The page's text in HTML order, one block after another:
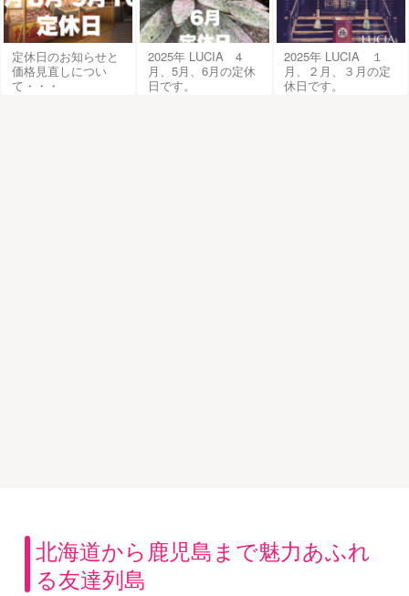
定休日のお知らせと
価格見直しについ
て・・・
2025年 LUCIA 4
月、5月、6月の定休
日です。
2025年 LUCIA １
月、２月、３月の定
休日です。
北海道から鹿児島まで魅力あふれ
る友達列島